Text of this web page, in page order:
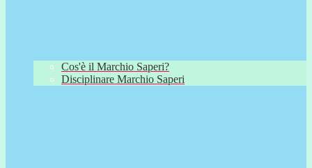
Cos'è il Marchio Saperi?
Disciplinare Marchio Saperi